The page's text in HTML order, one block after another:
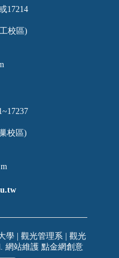
17214
校區)
校區)
學 | 觀光管理系 | 觀光
網站維護 點金網創意